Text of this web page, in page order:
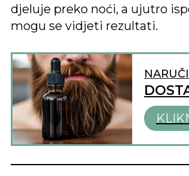
djeluje preko noći, a ujutro
mogu se vidjeti rezultati.